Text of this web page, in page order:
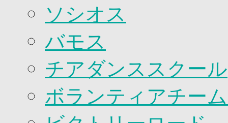
ソシオス
バモス
チアダンススクール
ボランティアチー